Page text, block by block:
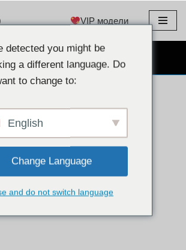
VIP модели
ЧАТ УЕБ КАМЕРА
detected you might be
a different language. Do
to change to:
English
Change Language
and do not switch language